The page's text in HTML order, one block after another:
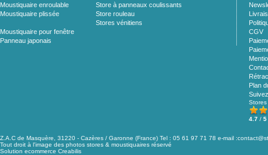
Moustiquaire enroulable
Moustiquaire plissée
Store à panneaux coulissants
Store rouleau
Stores vénitiens
Moustiquaire pour fenêtre
Panneau japonais
CGV
Plan
Stores
4.7 / 5
Z.A.C de Masquère, 31220 - Cazères / Garonne (France) Tel : 05 61 97 71 78 e-mail :
Tout droit à l'image des photos stores & moustiquaires réservé
Solution ecommerce Creabilis